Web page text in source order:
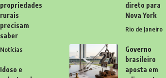
propriedades
rurais
precisam
saber
Notícias
Idoso e
direto para
Nova York
Rio de Janeiro
Governo
brasileiro
aposta em